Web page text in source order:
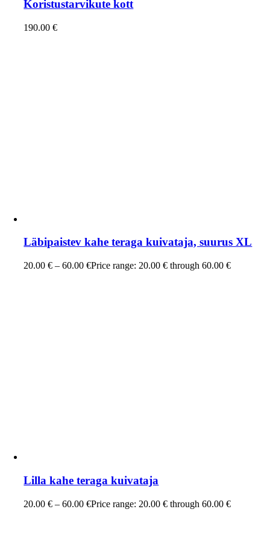
Koristustarvikute kott
190.00€
Läbipaistev kahe teraga kuivataja, suurus XL
20.00€ – 60.00€Price range: 20.00 € through 60.00 €
Lilla kahe teraga kuivataja
20.00€ – 60.00€Price range: 20.00 € through 60.00 €